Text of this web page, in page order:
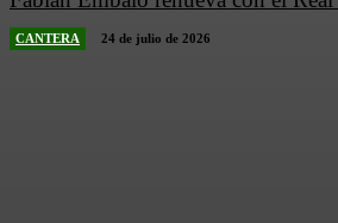
CANTERA 24 de julio de 2026